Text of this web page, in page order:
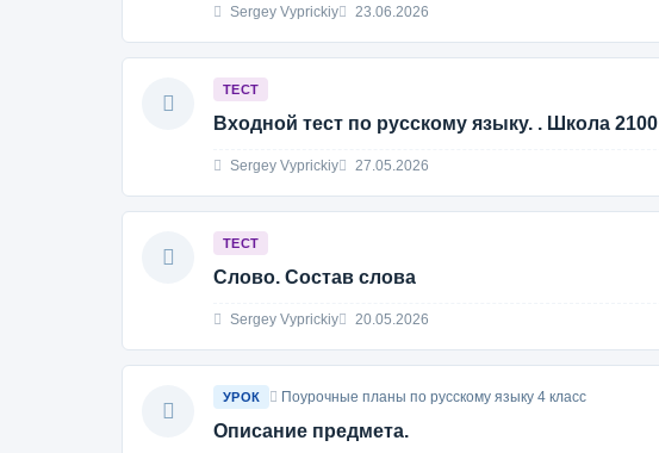
Sergey Vyprickiy 23.06.2026
ТЕСТ
Входной тест по русскому языку. . Школа 2100
Sergey Vyprickiy 27.05.2026
ТЕСТ
Слово. Состав слова
Sergey Vyprickiy 20.05.2026
УРОК Поурочные планы по русскому языку 4 класс
Описание предмета.